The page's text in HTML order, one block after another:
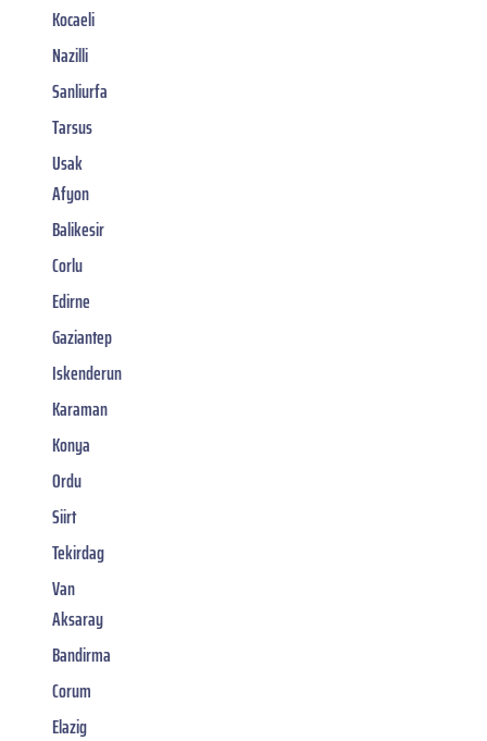
Kocaeli
Nazilli
Sanliurfa
Tarsus
Usak
Afyon
Balikesir
Corlu
Edirne
Gaziantep
Iskenderun
Karaman
Konya
Ordu
Siirt
Tekirdag
Van
Aksaray
Bandirma
Corum
Elazig